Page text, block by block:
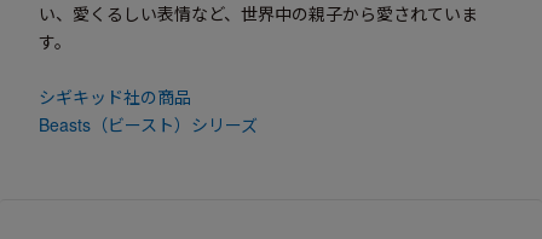
い、愛くるしい表情など、世界中の親子から愛されていま
す。
シギキッド社の商品
Beasts（ビースト）シリーズ